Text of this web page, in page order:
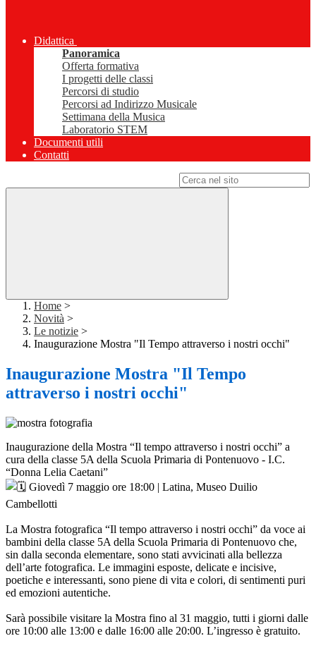
Didattica
Panoramica
Offerta formativa
I progetti delle classi
Percorsi di studio
Percorsi ad Indirizzo Musicale
Settimana della Musica
Laboratorio STEM
Documenti utili
Contatti
Home >
Novità >
Le notizie >
Inaugurazione Mostra "Il Tempo attraverso i nostri occhi"
Inaugurazione Mostra "Il Tempo
attraverso i nostri occhi"
Inaugurazione della Mostra “Il tempo attraverso i nostri occhi” a
cura della classe 5A della Scuola Primaria di Pontenuovo - I.C.
“Donna Lelia Caetani”
Giovedì 7 maggio ore 18:00 | Latina, Museo Duilio
Cambellotti
La Mostra fotografica “Il tempo attraverso i nostri occhi” da voce ai
bambini della classe 5A della Scuola Primaria di Pontenuovo che,
sin dalla seconda elementare, sono stati avvicinati alla bellezza
dell’arte fotografica. Le immagini esposte, delicate e incisive,
poetiche e interessanti, sono piene di vita e colori, di sentimenti puri
ed emozioni autentiche.
Sarà possibile visitare la Mostra fino al 31 maggio, tutti i giorni dalle
ore 10:00 alle 13:00 e dalle 16:00 alle 20:00. L’ingresso è gratuito.